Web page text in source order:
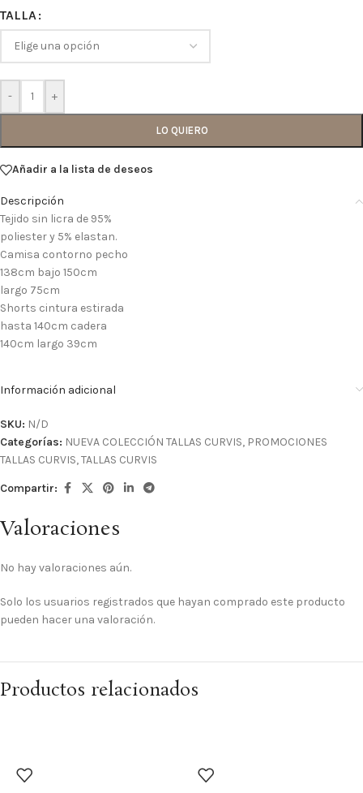
TALLA
- +
LO QUIERO
Añadir a la lista de deseos
Descripción
Tejido sin licra de 95%
poliester y 5% elastan.
Camisa contorno pecho
138cm bajo 150cm
largo 75cm
Shorts cintura estirada
hasta 140cm cadera
140cm largo 39cm
Información adicional
SKU: N/D
Categorías: NUEVA COLECCIÓN TALLAS CURVIS, PROMOCIONES
TALLAS CURVIS,TALLAS CURVIS
Compartir:
Valoraciones
No hay valoraciones aún.
Solo los usuarios registrados que hayan comprado este producto
pueden hacer una valoración.
Productos relacionados